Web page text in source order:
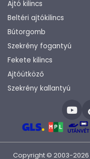
Ajtó kilincs
Beltéri ajtókilincs
Bútorgomb
Szekrény fogantyú
Fekete kilincs
Ajtóütköző
Szekrény kallantyú
Copyright © 2003-2026